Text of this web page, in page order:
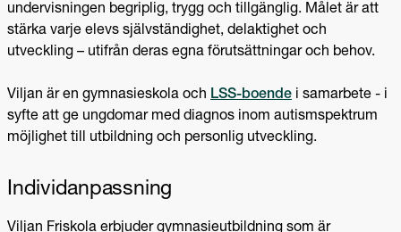
undervisningen begriplig, trygg och tillgänglig. Målet är att
stärka varje elevs självständighet, delaktighet och
utveckling – utifrån deras egna förutsättningar och behov.
Viljan är en gymnasieskola och LSS-boende i samarbete - i
syfte att ge ungdomar med diagnos inom autismspektrum
möjlighet till utbildning och personlig utveckling.
Individanpassning
Viljan Friskola erbjuder gymnasieutbildning som är